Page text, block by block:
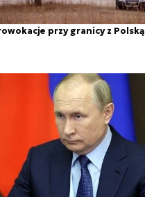
przy granicy z Polską